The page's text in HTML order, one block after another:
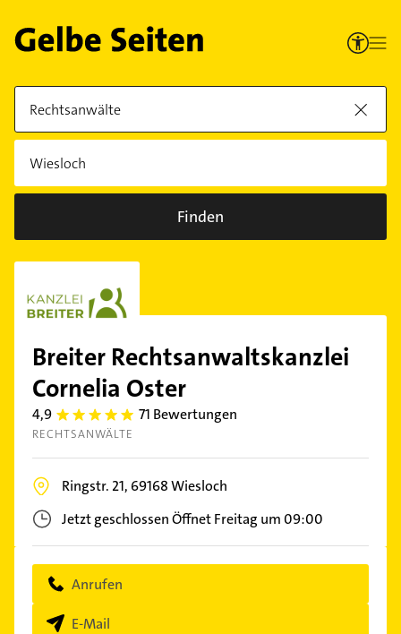
Finden
Breiter Rechtsanwaltskanzlei
Cornelia Oster
4,9 4.9 71 Bewertungen
RECHTSANWÄLTE
Ringstr. 21, 69168Wiesloch
Jetzt geschlossenÖffnet Freitag um 09:00
Anrufen
E-Mail